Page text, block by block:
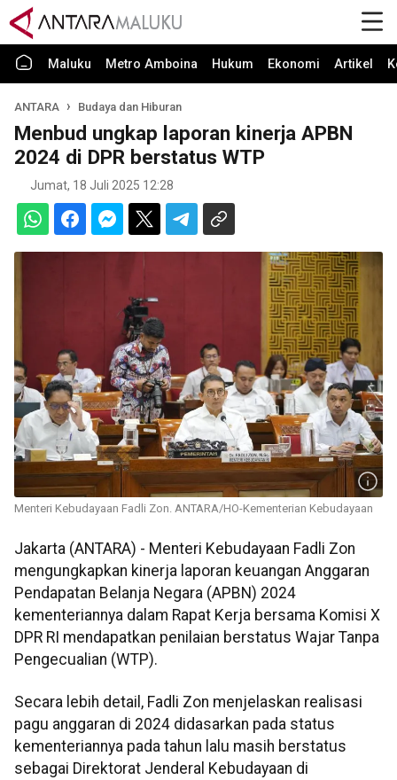
Maluku Metro Amboina Hukum Ekonomi Artikel
ANTARA Budaya dan Hiburan
Menbud ungkap laporan kinerja APBN
2024 di DPR berstatus WTP
Jumat, 18 Juli 2025 12:28
Menteri Kebudayaan Fadli Zon. ANTARA/HO-Kementerian Kebudayaan
Jakarta (ANTARA) - Menteri Kebudayaan Fadli Zon
mengungkapkan kinerja laporan keuangan Anggaran
Pendapatan Belanja Negara (APBN) 2024
kementeriannya dalam Rapat Kerja bersama Komisi X
DPR RI mendapatkan penilaian berstatus Wajar Tanpa
Pengecualian (WTP).
Secara lebih detail, Fadli Zon menjelaskan realisasi
pagu anggaran di 2024 didasarkan pada status
kementeriannya pada tahun lalu masih berstatus
sebagai Direktorat Jenderal Kebudayaan di